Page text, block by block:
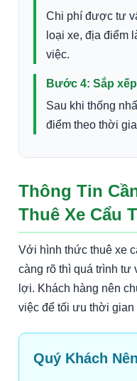
Chi phí được tư
loại xe, địa điểm
việc.
Bước 4: Sắp
Sau khi thống
điểm theo thời
Thông Tin
Thuê Xe Cẩu
Với hình thức thuê xe
càng rõ thì quá trình tư
lợi. Khách hàng nên
việc để tối ưu thời gian
Quý Khách